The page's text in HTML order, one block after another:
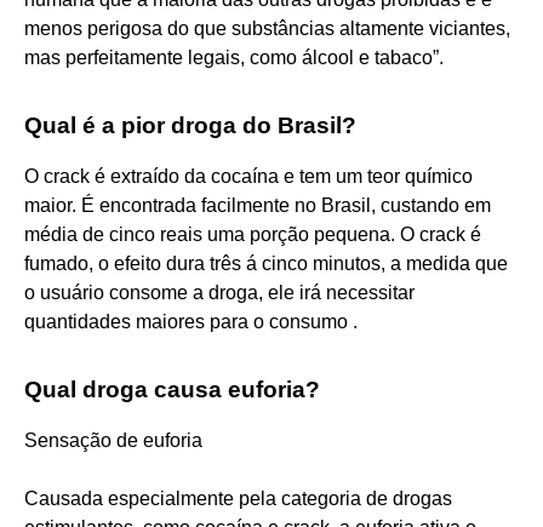
menos perigosa do que substâncias altamente viciantes,
mas perfeitamente legais, como álcool e tabaco”.
Qual é a pior droga do Brasil?
O crack é extraído da cocaína e tem um teor químico
maior. É encontrada facilmente no Brasil, custando em
média de cinco reais uma porção pequena. O crack é
fumado, o efeito dura três á cinco minutos, a medida que
o usuário consome a droga, ele irá necessitar
quantidades maiores para o consumo .
Qual droga causa euforia?
Sensação de euforia
Causada especialmente pela categoria de drogas